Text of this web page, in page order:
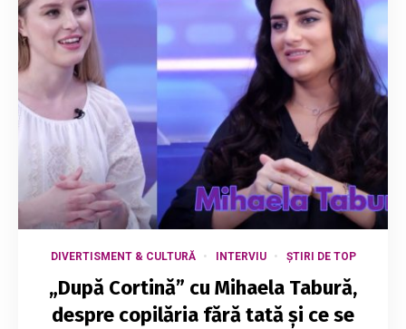
DIVERTISMENT & CULTURĂ INTERVIU ȘTIRI DE TOP
„După Cortină” cu Mihaela Tabură,
despre copilăria fără tată și ce se